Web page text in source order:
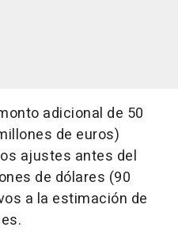
adicional de 50
de euros)
ajustes antes del
de dólares (90
a la estimación de